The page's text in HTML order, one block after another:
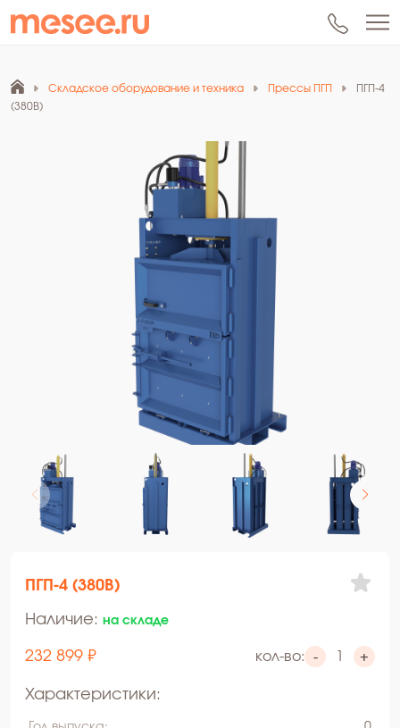
Складское оборудование и техника Прессы ПГП
ПГП-4
(380В)
ПГП-4 (380В)
Наличие: на складе
232 899 ₽ кол-во: - +
Характеристики: